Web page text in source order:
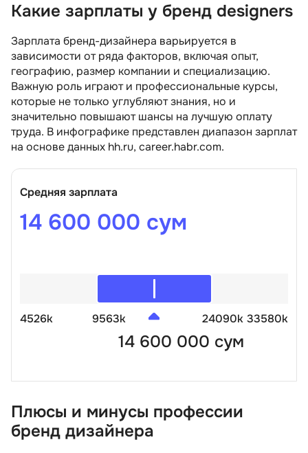
Какие зарплаты у бренд designers
Зарплата бренд-дизайнера варьируется в
зависимости от ряда факторов, включая опыт,
географию, размер компании и специализацию.
Важную роль играют и профессиональные курсы,
которые не только углубляют знания, но и
значительно повышают шансы на лучшую оплату
труда. В инфографике представлен диапазон зарплат
на основе данных hh.ru, career.habr.com.
Средняя зарплата
14 600 000 сум
4526k 9563k
14 600 000 сум
24090k 33580k
Плюсы и минусы профессии
бренд дизайнера